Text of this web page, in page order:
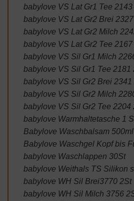
babylove VS Lat Gr1 Tee 2143
babylove VS Lat Gr2 Brei
babylove VS Lat Gr2 Milch
babylove VS Lat Gr2 Tee 2167
babylove VS Sil Gr1 Milch
babylove VS Sil Gr1 Tee 2181
babylove VS Sil Gr2 Brei 2341
babylove VS Sil Gr2 Milch
babylove VS Sil Gr2 Tee 2204
babylove Warmhaltetasche 1
Babylove Waschbalsam 500ml
Babylove Waschgel Kopf bis
babylove Waschlappen 30St
babylove Weithals TS Silikon
babylove WH Sil Brei3770 2St
babylove WH Sil Milch 3756